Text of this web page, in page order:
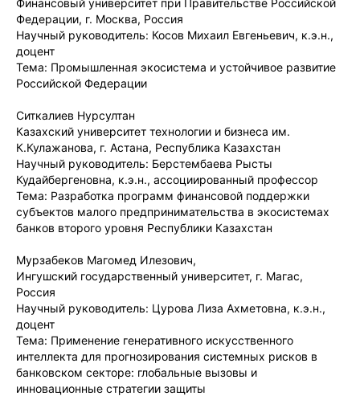
Федерации, г. Москва, Россия
Научный руководитель: Косов Михаил Евгеньевич, к.э.н.,
доцент
Тема: Промышленная экосистема и устойчивое развитие
Российской Федерации
Ситкалиев Нурсултан
Казахский университет технологии и бизнеса им.
К.Кулажанова, г. Астана, Республика Казахстан
Научный руководитель: Берстембаева Рысты
Кудайбергеновна, к.э.н., ассоциированный профессор
Тема: Разработка программ финансовой поддержки
субъектов малого предпринимательства в экосистемах
банков второго уровня Республики Казахстан
Мурзабеков Магомед Илезович,
Ингушский государственный университет, г. Магас,
Россия
Научный руководитель: Цурова Лиза Ахметовна, к.э.н.,
доцент
Тема: Применение генеративного искусственного
интеллекта для прогнозирования системных рисков в
банковском секторе: глобальные вызовы и
инновационные стратегии защиты